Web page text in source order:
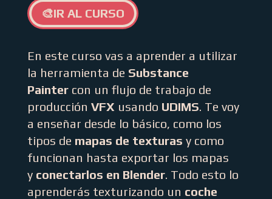
🎨IR AL CURSO
En este curso vas a aprender a utilizar
la herramienta de Substance
Paintercon un flujo de trabajo de
producción VFX usando UDIMS. Te voy
a enseñar desde lo básico, como los
tipos de mapas de texturas y como
funcionan hasta exportar los mapas
y conectarlos en Blender. Todo esto lo
aprenderás texturizando un coche